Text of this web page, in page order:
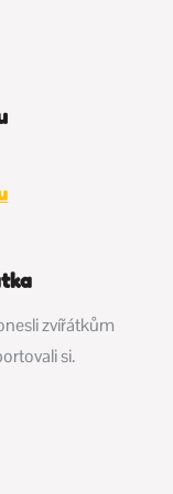
zvířátkům
si.